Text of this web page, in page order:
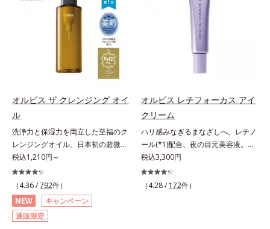
もに現れる年齢サイン(*5)について
研究を進めたところ、弾力感のない
状態である「ハリのなさ」や、くす
み(*6)などが現れている状態である
「透明感のなさ」が現れることで大
人の肌印象に大きな影響を与えてい
ビスユー ドットシリーズは美容成
ター(*8)」を配合。そして、従来か
ら配合している美白有効成分「トラ
ネキサム酸」を配合しました。さら
に、シリーズ共通の美容成分(*7)
「GLルートブースター(*9)」を配合
することで、肌のふっくら感や透明
感を叶えます。美白ケアしながら多
角的なエイジングケアが叶うシリー
ズに。3ステップで上向き(*10)のハ
た美しい肌へと導きます。ポーラ・
オルビスグループ独自の肌荒れ防止
有効成分として、「DF-パンテノー
配合。角層のバリア機能にアプロー
研究に基づいたアプローチ成分
「MCアクティベーター(*5)」。肌
のうるおいを引き出し・高めて、ハ
リ感あふれる肌へと導きます。うる
おいに満ちたゆらがない肌をご体感
いただくために設計された3ステッ
プで、いつも力強く美しくあり続け
るあなたを応援します。*1 肌にう
オルビス ザ クレンジング オイ
ル
洗浄力と保湿力を両立した至福のク
レンジングオイル。日本初の超微粒
子技術(*1)が毛穴奥の微細な汚れに
アプローチ。圧倒的な洗浄力と毛穴
悩みに着目したクレンジングオイル
です。日本初・超微粒子技術(*1)
で、さっと塗り広げるだけで濃いメ
イクはもちろん毛穴悩みも取り去
税込1,210円～
（4.36 /792件）
NEW
キャンペーン
通販限定
オルビス レチフォーカス アイ
クリーム
ハリ感みなぎるまなざしへ。レチノ
ール(*1)配合、夜の目元美容液。オ
ルビスの目元技術を結集し、ハリ感
みなぎるまなざしへ。レチノール
(*1)配合の目元美容液です。目元悩
税込3,300円
（4.28 / 172件）